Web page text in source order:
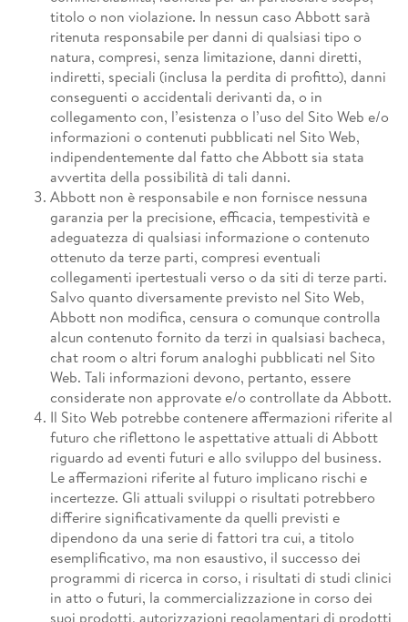
titolo o non violazione. In nessun caso Abbott sarà
ritenuta responsabile per danni di qualsiasi tipo o
natura, compresi, senza limitazione, danni diretti,
indiretti, speciali (inclusa la perdita di profitto), danni
conseguenti o accidentali derivanti da, o in
collegamento con, l’esistenza o l’uso del Sito Web e/o
informazioni o contenuti pubblicati nel Sito Web,
indipendentemente dal fatto che Abbott sia stata
avvertita della possibilità di tali danni.
Abbott non è responsabile e non fornisce nessuna
garanzia per la precisione, efficacia, tempestività e
adeguatezza di qualsiasi informazione o contenuto
ottenuto da terze parti, compresi eventuali
collegamenti ipertestuali verso o da siti di terze parti.
Salvo quanto diversamente previsto nel Sito Web,
Abbott non modifica, censura o comunque controlla
alcun contenuto fornito da terzi in qualsiasi bacheca,
chat room o altri forum analoghi pubblicati nel Sito
Web. Tali informazioni devono, pertanto, essere
considerate non approvate e/o controllate da Abbott.
Il Sito Web potrebbe contenere affermazioni riferite al
futuro che riflettono le aspettative attuali di Abbott
riguardo ad eventi futuri e allo sviluppo del business.
Le affermazioni riferite al futuro implicano rischi e
incertezze. Gli attuali sviluppi o risultati potrebbero
differire significativamente da quelli previsti e
dipendono da una serie di fattori tra cui, a titolo
esemplificativo, ma non esaustivo, il successo dei
programmi di ricerca in corso, i risultati di studi clinici
in atto o futuri, la commercializzazione in corso dei
suoi prodotti, autorizzazioni regolamentari di prodotti